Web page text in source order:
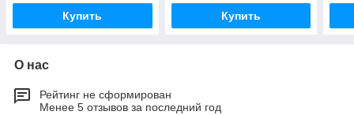
Купить Купить
О нас
Рейтинг не сформирован
Менее 5 отзывов за последний год